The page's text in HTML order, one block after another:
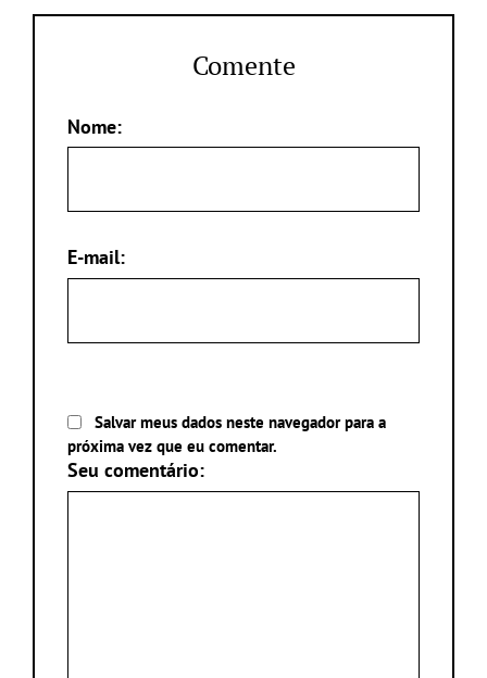
Comente
Nome:
E-mail:
Salvar meus dados neste navegador para a
próxima vez que eu comentar.
Seu comentário: